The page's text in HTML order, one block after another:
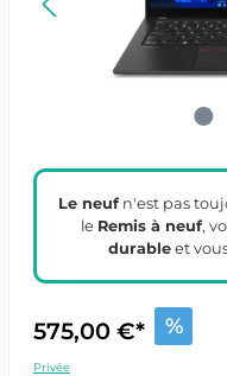
Le neufn'est pas
le Remis à neuf,
durableet
575,00 €* %
Privée